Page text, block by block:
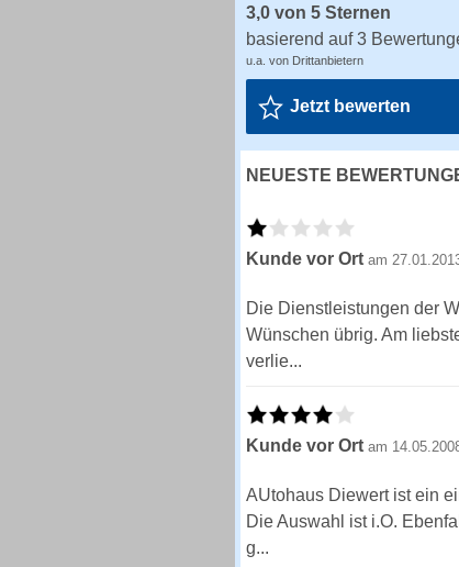
3,0 von 5 Sternen
basierend auf 3
u.a. von Drittanbietern
Jetzt bewerten
NEUESTE
Kunde vor Ort am
Die Dienstleistungen der
Wünschen übrig. Am
verlie...
Kunde vor Ort am
AUtohaus Diewert ist ein
Die Auswahl ist i.O.
g...